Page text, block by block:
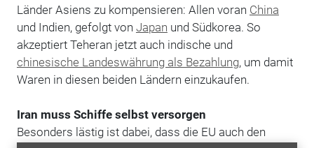
Länder Asiens zu kompensieren: Allen voran China
und Indien, gefolgt von Japan und Südkorea. So
akzeptiert Teheran jetzt auch indische und
chinesische Landeswährung als Bezahlung, um damit
Waren in diesen beiden Ländern einzukaufen.
Iran muss Schiffe selbst versorgen
Besonders lästig ist dabei, dass die EU auch den